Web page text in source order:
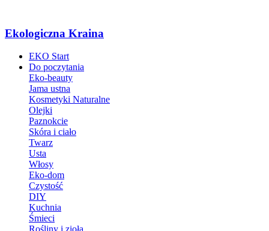
Ekologiczna Kraina
EKO Start
Do poczytania
Eko-beauty
Jama ustna
Kosmetyki Naturalne
Olejki
Paznokcie
Skóra i ciało
Twarz
Usta
Włosy
Eko-dom
Czystość
DIY
Kuchnia
Śmieci